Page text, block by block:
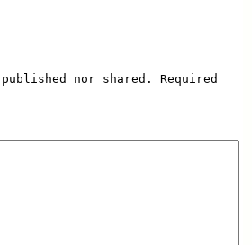
published nor shared. Required